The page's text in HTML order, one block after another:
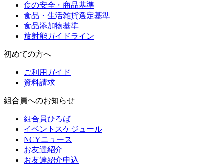
食の安全・商品基準
食品・生活雑貨選定基準
食品添加物基準
放射能ガイドライン
初めての方へ
ご利用ガイド
資料請求
組合員へのお知らせ
組合員ひろば
イベントスケジュール
NCYニュース
お友達紹介
お友達紹介申込